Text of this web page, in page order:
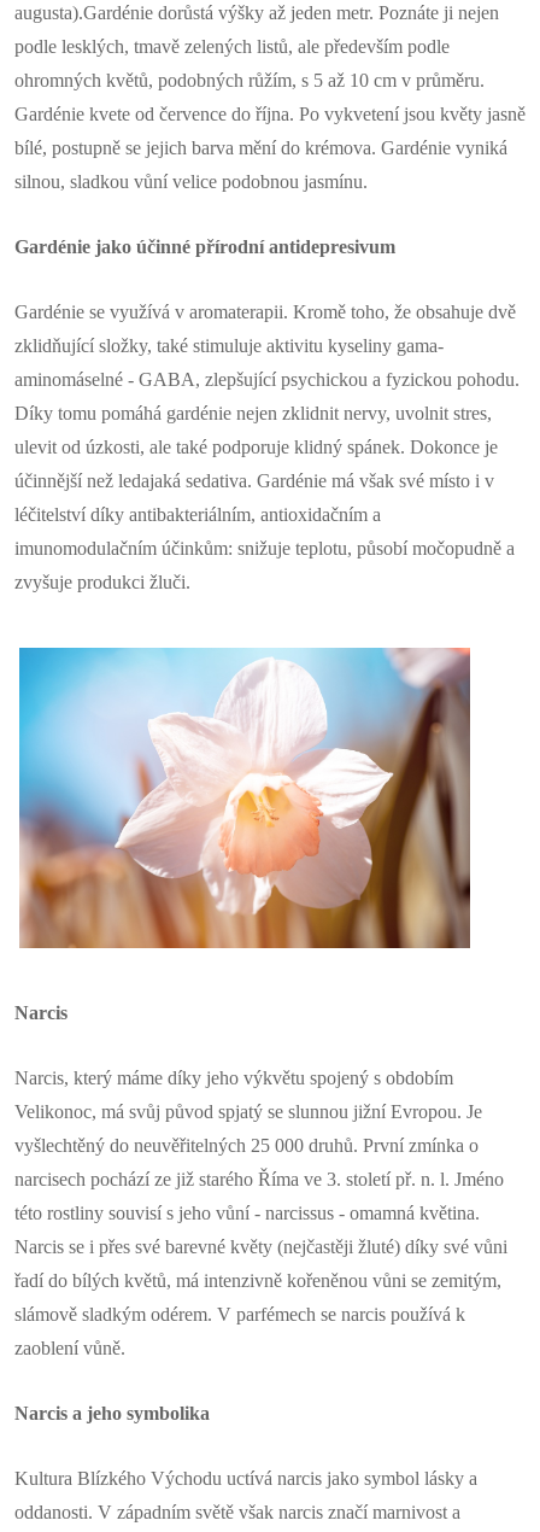
augusta).Gardénie dorůstá výšky až jeden metr. Poznáte ji nejen
podle lesklých, tmavě zelených listů, ale především podle
ohromných květů, podobných růžím, s 5 až 10 cm v průměru.
Gardénie kvete od července do října. Po vykvetení jsou květy jasně
bílé, postupně se jejich barva mění do krémova. Gardénie vyniká
silnou, sladkou vůní velice podobnou jasmínu.
Gardénie jako účinné přírodní antidepresivum
Gardénie se využívá v aromaterapii. Kromě toho, že obsahuje dvě
zklidňující složky, také stimuluje aktivitu kyseliny gama-
aminomáselné - GABA, zlepšující psychickou a fyzickou pohodu.
Díky tomu pomáhá gardénie nejen zklidnit nervy, uvolnit stres,
ulevit od úzkosti, ale také podporuje klidný spánek. Dokonce je
účinnější než ledajaká sedativa. Gardénie má však své místo i v
léčitelství díky antibakteriálním, antioxidačním a
imunomodulačním účinkům: snižuje teplotu, působí močopudně a
zvyšuje produkci žluči.
Narcis
Narcis, který máme díky jeho výkvětu spojený s obdobím
Velikonoc, má svůj původ spjatý se slunnou jižní Evropou. Je
vyšlechtěný do neuvěřitelných 25 000 druhů. První zmínka o
narcisech pochází ze již starého Říma ve 3. století př. n. l. Jméno
této rostliny souvisí s jeho vůní - narcissus - omamná květina.
Narcis se i přes své barevné květy (nejčastěji žluté) díky své vůni
řadí do bílých květů, má intenzivně kořeněnou vůni se zemitým,
slámově sladkým odérem. V parfémech se narcis používá k
zaoblení vůně.
Narcis a jeho symbolika
Kultura Blízkého Východu uctívá narcis jako symbol lásky a
oddanosti. V západním světě však narcis značí marnivost a